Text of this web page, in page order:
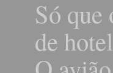
Só que
de